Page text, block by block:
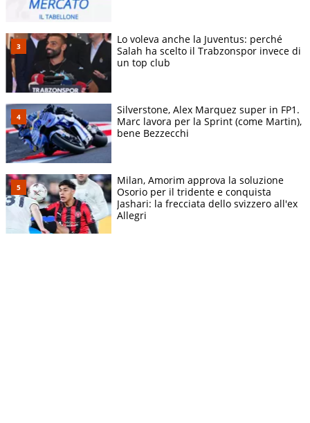
Lo voleva anche la Juventus: perché
Salah ha scelto il Trabzonspor invece di
un top club
Silverstone, Alex Marquez super in FP1.
Marc lavora per la Sprint (come Martin),
bene Bezzecchi
Milan, Amorim approva la soluzione
Osorio per il tridente e conquista
Jashari: la frecciata dello svizzero all'ex
Allegri